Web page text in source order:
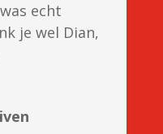
echt
je wel Dian,